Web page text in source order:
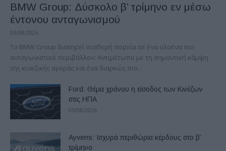
BMW Group: Δύσκολο β’ τρίμηνο εν μέσω
έντονου ανταγωνισμού
03/08/2026
Το BMW Group διατηρεί σταθερή πορεία σε ένα ολοένα πιο
ανταγωνιστικό περιβάλλον: Αντιμέτωπο με τη σημαντική κάμψη
της κινεζικής αγοράς και ένα διαρκώς πιο...
Ford: Θέμα χρόνου η είσοδος των Κινέζων
στις ΗΠΑ
03/08/2026
Ayvens: Iσχυρά περιθώρια κέρδους στο β’
τρίμηνο